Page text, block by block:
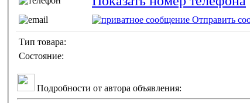
Отправить
Тип товара:
Состояние:
Подробности от автора объявления: